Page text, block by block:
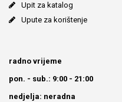
Upit za katalog
Upute za korištenje
radno vrijeme
pon. - sub.: 9:00 - 21:00
nedjelja: neradna